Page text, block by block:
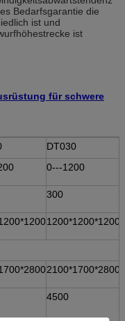
Bedarfsgarantie die
ist und
ist
für schwere
DT030
0---1200
300
1200*1200*1200
2100*1700*2800
4500